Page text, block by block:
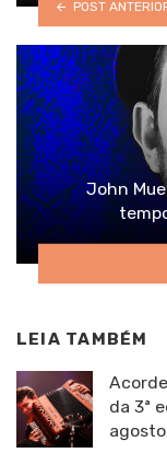
POST
John
LEIA TAMBÉM
da 3ª